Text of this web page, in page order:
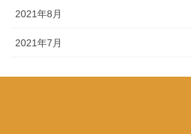
2021年8月
2021年7月